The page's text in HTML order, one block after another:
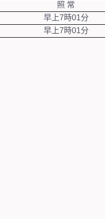
照 常
早上7時01分
早上7時01分